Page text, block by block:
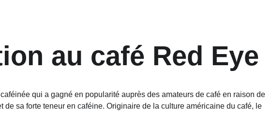
au café Red Eye
qui a gagné en popularité auprès des amateurs de café en raison de
de sa forte teneur en caféine. Originaire de la culture américaine du café, le